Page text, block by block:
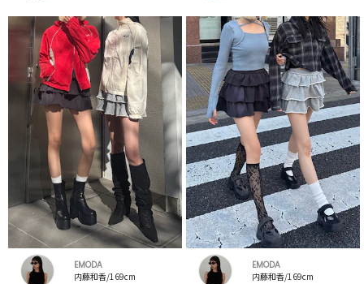
EMODA
内藤和香/169cm
EMODA
内藤和香/169cm